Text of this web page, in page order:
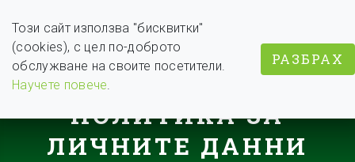
BODY WEIGHT COACH
ПОЛИТИКА ЗА
ЛИЧНИТЕ ДАННИ
Този сайт използва "бисквитки"
(cookies), с цел по-доброто
обслужване на своите посетители.
Научете повече.
РАЗБРАХ